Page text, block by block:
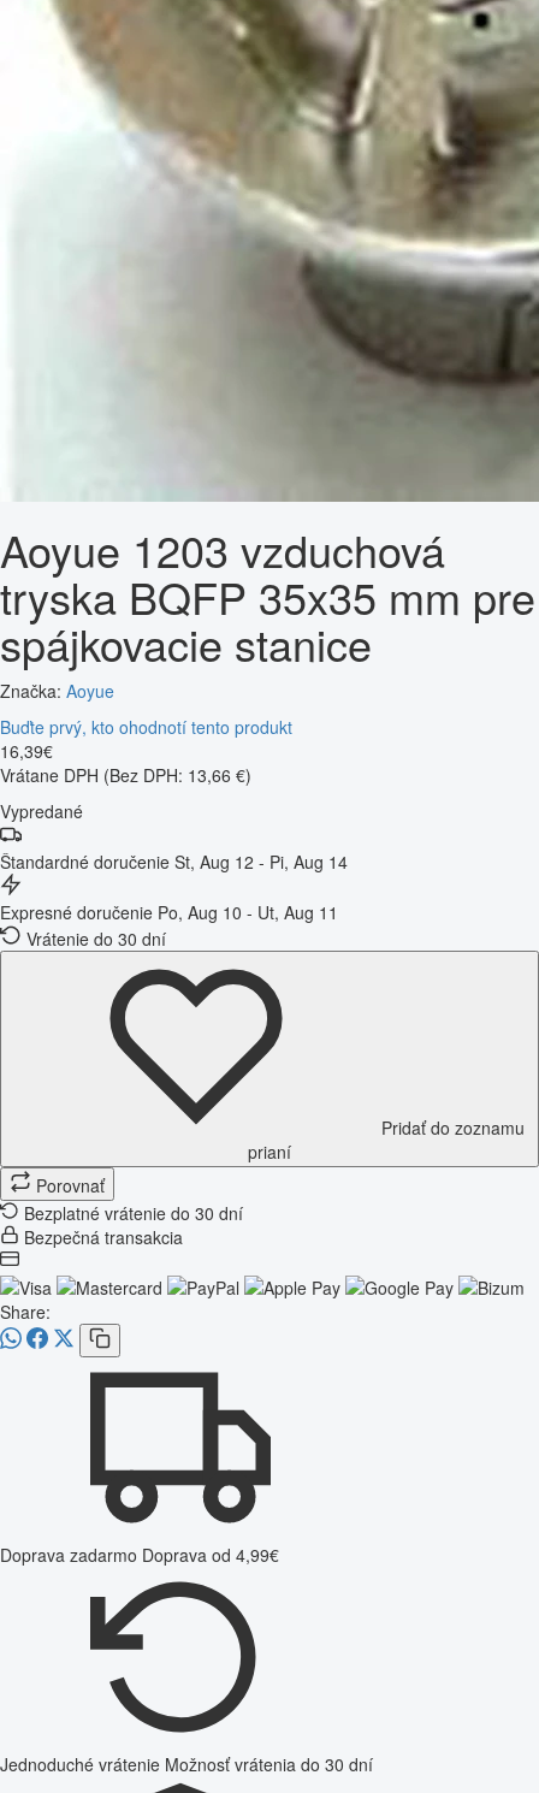
Aoyue 1203 vzduchová
tryska BQFP 35x35 mm pre
spájkovacie stanice
Značka: Aoyue
Buďte prvý, kto ohodnotí tento produkt
16,39€
Vrátane DPH (Bez DPH: 13,66 €)
Vypredané
Štandardné doručenie St, Aug 12 - Pi, Aug 14
Expresné doručenie Po, Aug 10 - Ut, Aug 11
Vrátenie do 30 dní
Pridať do zoznamu
prianí
Porovnať
Bezplatné vrátenie do 30 dní
Bezpečná transakcia
Share:
Doprava zadarmo Doprava od 4,99€
Jednoduché vrátenie Možnosť vrátenia do 30 dní